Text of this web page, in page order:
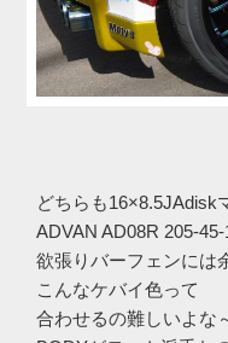
どちらも16×8.5JAdisk
ADVAN AD08R 205-
欲張りバーフェンには
こんなケバイ色って
合わせるの難しいよな